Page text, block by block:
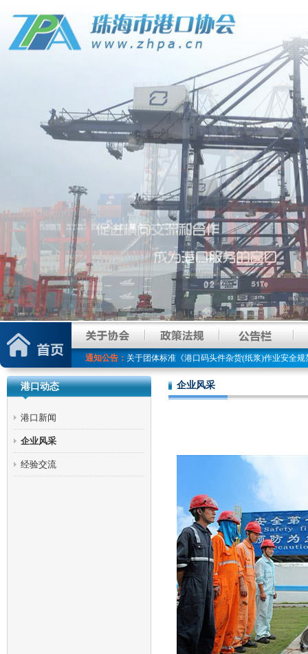
通知公告：
珠海市港口协会关于发布《港口码头件杂货（纸
关于公开征求团体标准《港口码头件杂货（纸浆
关于团体标准《港口码头件杂货(纸浆)作业安全
关于免费为会员单位提供宣传推广服务的通知
关于开展港口智能化改造与管理创新研修班的通知
关于发布《多式联运 水公铁转运服务规范》团体
团体标准编号变更公告
关于报名全日制大专学历--“现代学徒制学习”的通
珠海市港口协会关于发布《港口码头件杂货（纸
关于公开征求团体标准《港口码头件杂货（纸浆
关于团体标准《港口码头件杂货(纸浆)作业安全
关于免费为会员单位提供宣传推广服务的通知
关于开展港口智能化改造与管理创新研修班的通知
关于发布《海运进口集装箱拆箱作业规范》、《
关于对《海运进口集装箱拆箱作业规范》、《海
关于发布《多式联运 水公铁转运服务规范》团体
港口动态
港口新闻
企业风采
经验交流
企业风采